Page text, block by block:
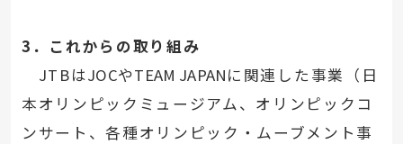
3 ．これからの取り組み
JTBはJOCやTEAM JAPANに関連した事業（日
本オリンピックミュージアム、オリンピックコ
ンサート、各種オリンピック・ムーブメント事